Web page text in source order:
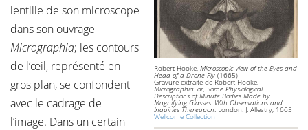
Robert Hooke, Microscopic View of the Eyes and
Head of a Drone-Fly (1665)
Gravure extraite de Robert Hooke,
Micrographia: or, Some Physiological
Descriptions of Minute Bodies Made by
Magnifying Glasses. With Observations and
Inquiries Thereupon. London: J. Allestry, 1665
Wellcome Collection
lentille de son microscope
dans son ouvrage
Micrographia; les contours
de l’œil, représenté en
gros plan, se confondent
avec le cadrage de
l’image. Dans un certain